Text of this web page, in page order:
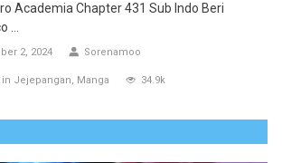
Academia Chapter 431 Sub Indo Beri
...
2, 2024 Sorenamoo
in Jejepangan Manga 34.9k